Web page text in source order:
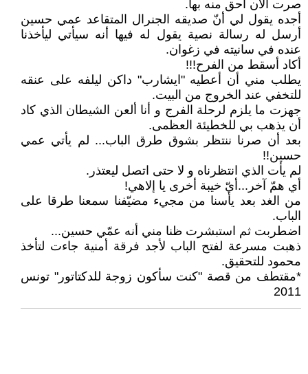
صرت الآن أحق منه بها.
أجده يقول لي أنّ صديقه الجنرال المتقاعد عمي حسين
أرسل له رسالة نصية يقول له فيها أنه سيأتي ليأخذنا
عنده في سانيته في زغوان.
أكاد أسقط من الفرح!!!
يطلب مني أن أعطيه ʺايشاربʺ داكن ليلفه على عنقه
للتخفي عند الخروج من البيت.
جهزت ما يلزم لرحلة الفرج و أنا ألعن الشيطان الذي كاد
أن يذهب بي للخطيئة العظمى.
بعد أن صرنا ننتظر بشوق طرق الباب... لم يأتي عمي
حسين!!
لم يأت الذي انتظرناه و لا حتى اتصل ليعتذر.
أي همّ آخر...أيّ خيبة أخرى يا إلاهي!
من الغد بعد يأسنا من مجيء مضيّفنا سمعنا طرقا على
الباب.
اضطربت ثم استبشرت ظنا مني أنه عمّي حسين...
ذهبت مسرعة لفتح الباب لأجد فرقة أمنية جاءت لتأخذ
محمود للتحقيق.
*مقتطف من قصة ʺكنت سأكون زوجة للدكتاتورʺ تونس
2011